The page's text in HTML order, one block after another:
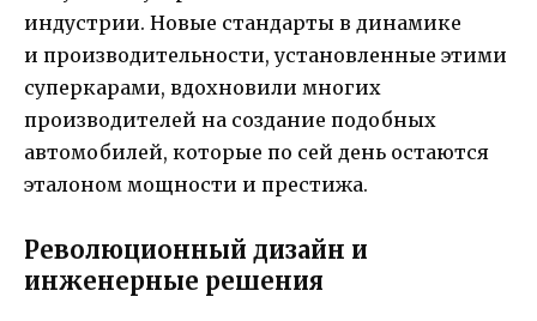
индустрии. Новые стандарты в динамике
и производительности, установленные этими
суперкарами, вдохновили многих
производителей на создание подобных
автомобилей, которые по сей день остаются
эталоном мощности и престижа.
Революционный дизайн и
инженерные решения